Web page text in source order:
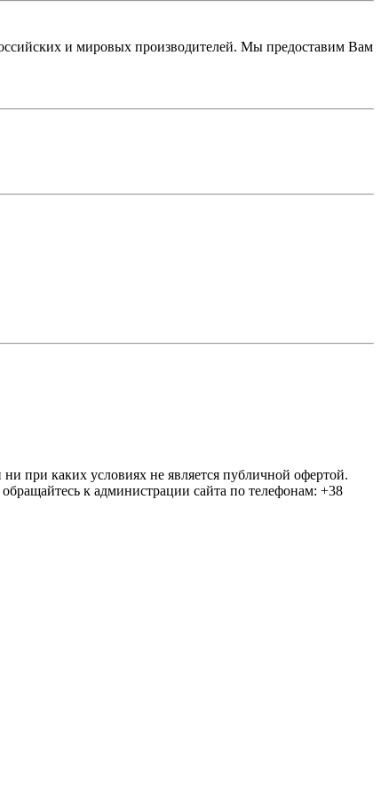
и мировых производителей. Мы предоставим Вам
при каких условиях не является публичной офертой.
к администрации сайта по телефонам: +38